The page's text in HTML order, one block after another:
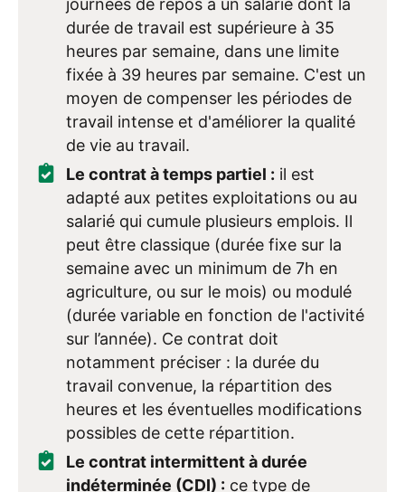
durée de travail est supérieure à 35
heures par semaine, dans une limite
fixée à 39 heures par semaine. C'est un
moyen de compenser les périodes de
travail intense et d'améliorer la qualité
de vie au travail.
Le contrat à temps partiel : il est
adapté aux petites exploitations ou au
salarié qui cumule plusieurs emplois. Il
peut être classique (durée fixe sur la
semaine avec un minimum de 7h en
agriculture, ou sur le mois) ou modulé
(durée variable en fonction de l'activité
sur l’année). Ce contrat doit
notamment préciser : la durée du
travail convenue, la répartition des
heures et les éventuelles modifications
possibles de cette répartition.
Le contrat intermittent à durée
indéterminée (CDI) : ce type de